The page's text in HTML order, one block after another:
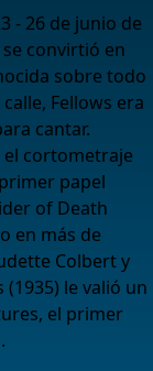
- 26 de junio de
convirtió en
sobre todo
Fellows era
cantar.​
el cortometraje
papel
of Death
en más de
Colbert y
le valió un
el primer